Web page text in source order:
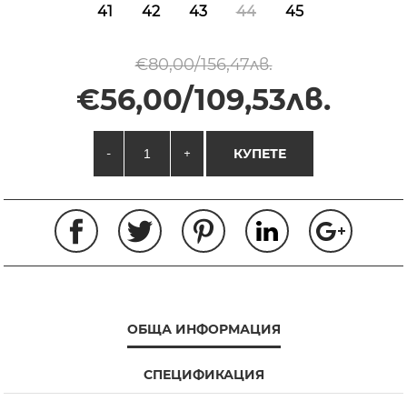
41 42 43 44 45
€80,00/156,47лв.
€56,00/109,53лв.
- + КУПЕТЕ
ОБЩА ИНФОРМАЦИЯ
СПЕЦИФИКАЦИЯ